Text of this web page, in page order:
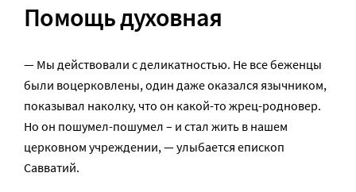
Помощь духовная
— Мы действовали с деликатностью. Не все беженцы
были воцерковлены, один даже оказался язычником,
показывал наколку, что он какой-то жрец-родновер.
Но он пошумел-пошумел – и стал жить в нашем
церковном учреждении, — улыбается епископ
Савватий.